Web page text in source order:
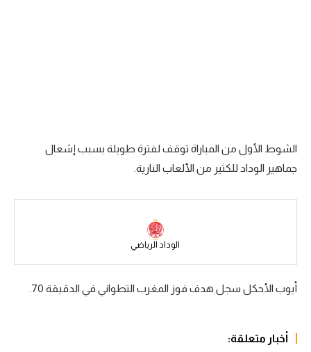
منتخب مصر
سعودي في الجول
الدوري الإنجليزي
أمم إفريقيا
الشوط الأول من المباراة توقف لفترة طويلة بسبب إشعال
جماهير الوداد للكثير من الألعاب النارية.
الوداد الرياضي
أيوب الأحكل سجل هدف فوز المغرب التطواني في الدقيقة 70.
أخبار متعلقة: